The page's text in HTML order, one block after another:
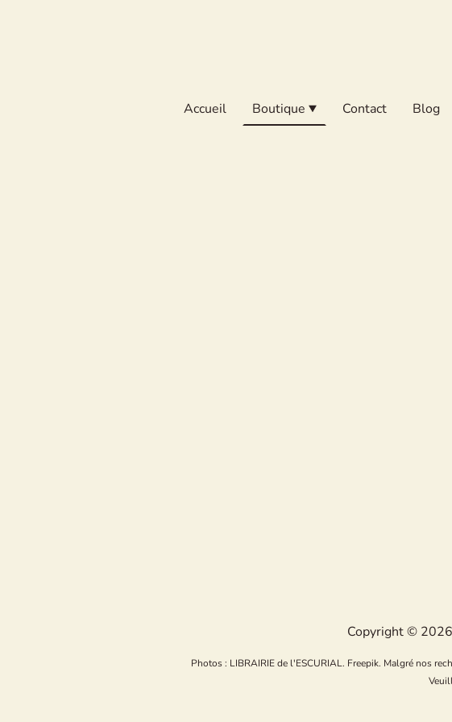
Accueil Boutique Contact Blog
Copyright ©
Photos : LIBRAIRIE de l'ESCURIAL. Freepik. Malgré nos